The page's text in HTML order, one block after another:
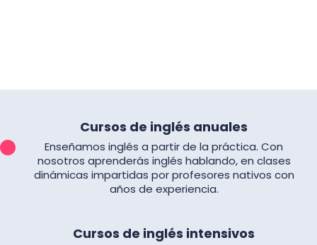
Cursos de inglés anuales
Enseñamos inglés a partir de la práctica. Con
nosotros aprenderás inglés hablando, en clases
dinámicas impartidas por profesores nativos con
años de experiencia.
Cursos de inglés intensivos